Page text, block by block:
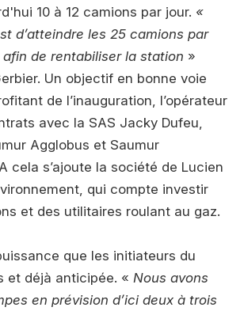
10 à 12 camions par jour. «
d’atteindre les 25 camions par
de rentabiliser la station »
Un objectif en bonne voie
de l’inauguration, l’opérateur
avec la SAS Jacky Dufeu,
Agglobus et Saumur
cela s’ajoute la société de Lucien
qui compte investir
et des utilitaires roulant au gaz.
que les initiateurs du
et déjà anticipée. « Nous avons
en prévision d’ici deux à trois